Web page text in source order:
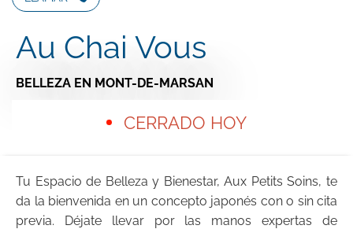
Au Chai Vous
BELLEZA EN MONT-DE-MARSAN
CERRADO HOY
Tu Espacio de Belleza y Bienestar, Aux Petits Soins, te
da la bienvenida en un concepto japonés con o sin cita
previa. Déjate llevar por las manos expertas de